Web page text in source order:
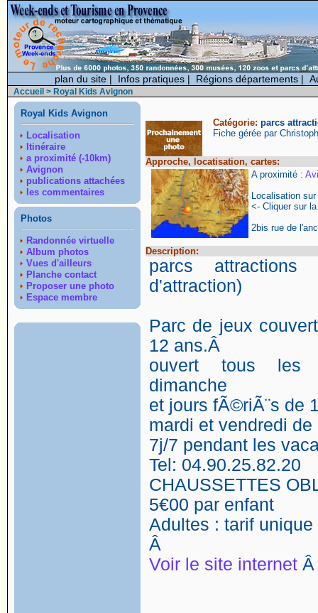
plan du site | Infos pratiques | Régions départements |
Accueil > Royal Kids Avignon
Royal Kids Avignon
Localisation
Itinéraire
a proximité (-10km)
Avignon
publications attachées
les commentaires
Photos
Randonnée virtuelle
Album photos
Vues d'ailleurs
Planche contact
Proposer une photo
Espace membre
Catégorie: parcs
Fiche gérée par
Approche, locatisation, cartes:
A proximité :
Localisation sur
<- Cliquer sur
2bis rue de
Description:
parcs
d'attraction)
Parc de jeux
12 ans.Â
ouvert tous les
dimanche
et jours fÃ©riÃ¨s de
mardi et vendredi
7j/7 pendant les
Tel: 04.90.25.82.20
CHAUSSETTES
5€00 par enfant
Adultes : tarif unique
Â
Voir le site internet